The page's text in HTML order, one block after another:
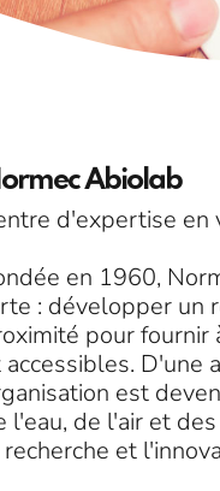
Abiolab
d'expertise
en 1960,
: développer un
pour fournir
accessibles. D'une
est
l'eau, de l'air et
et